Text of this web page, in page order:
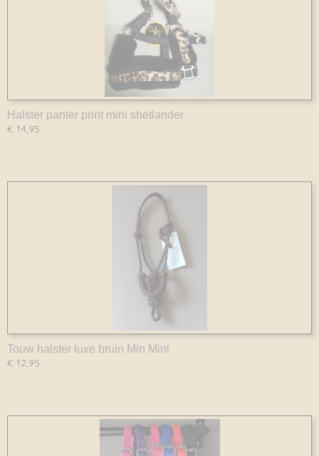
Halster panter print mini shetlander
€ 14,95
Touw halster luxe bruin Min Mini
€ 12,95